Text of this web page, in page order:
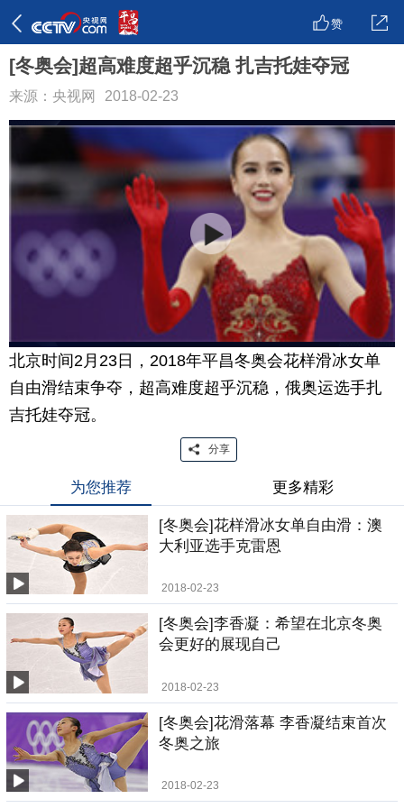
赞
[冬奥会]超高难度超乎沉稳 扎吉托娃夺冠
来源：央视网 2018-02-23
北京时间2月23日，2018年平昌冬奥会花样滑冰女单
自由滑结束争夺，超高难度超乎沉稳，俄奥运选手扎
吉托娃夺冠。
分享
为您推荐 更多精彩
[冬奥会]花样滑冰女单自由滑：澳
大利亚选手克雷恩
2018-02-23
[冬奥会]李香凝：希望在北京冬奥
会更好的展现自己
2018-02-23
[冬奥会]花滑落幕 李香凝结束首次
冬奥之旅
2018-02-23